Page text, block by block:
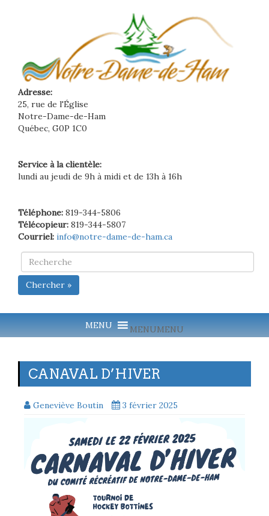
Adresse:
25, rue de l'Église
Notre-Dame-de-Ham
Québec, G0P 1C0
Service à la clientèle:
lundi au jeudi de 9h à midi et de 13h à 16h
Téléphone: 819-344-5806
Télécopieur: 819-344-5807
Courriel: info@notre-dame-de-ham.ca
Chercher »
MENUMENU
CANAVAL D’HIVER
Geneviève Boutin 3 février 2025